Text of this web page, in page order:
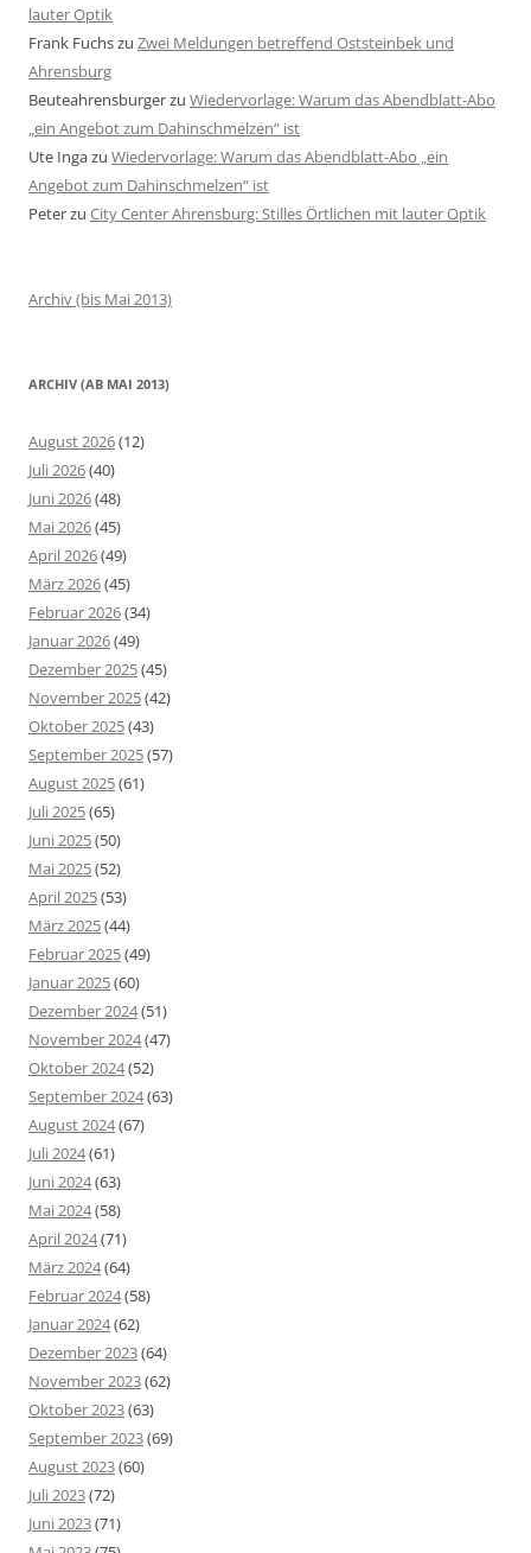
lauter Optik
Frank Fuchszu Zwei Meldungen betreffend Oststeinbek und
Ahrensburg
Beuteahrensburgerzu Wiedervorlage: Warum das Abendblatt-Abo
„ein Angebot zum Dahinschmelzen“ ist
Ute Ingazu Wiedervorlage: Warum das Abendblatt-Abo „ein
Angebot zum Dahinschmelzen“ ist
Peterzu City Center Ahrensburg: Stilles Örtlichen mit lauter Optik
Archiv (bis Mai 2013)
ARCHIV (AB MAI 2013)
August 2026(12)
Juli 2026(40)
Juni 2026(48)
Mai 2026(45)
April 2026(49)
März 2026(45)
Februar 2026(34)
Januar 2026(49)
Dezember 2025(45)
November 2025(42)
Oktober 2025(43)
September 2025(57)
August 2025(61)
Juli 2025(65)
Juni 2025(50)
Mai 2025(52)
April 2025(53)
März 2025(44)
Februar 2025(49)
Januar 2025(60)
Dezember 2024(51)
November 2024(47)
Oktober 2024(52)
September 2024(63)
August 2024(67)
Juli 2024(61)
Juni 2024(63)
Mai 2024(58)
April 2024(71)
März 2024(64)
Februar 2024(58)
Januar 2024(62)
Dezember 2023(64)
November 2023(62)
Oktober 2023(63)
September 2023(69)
August 2023(60)
Juli 2023(72)
Juni 2023(71)